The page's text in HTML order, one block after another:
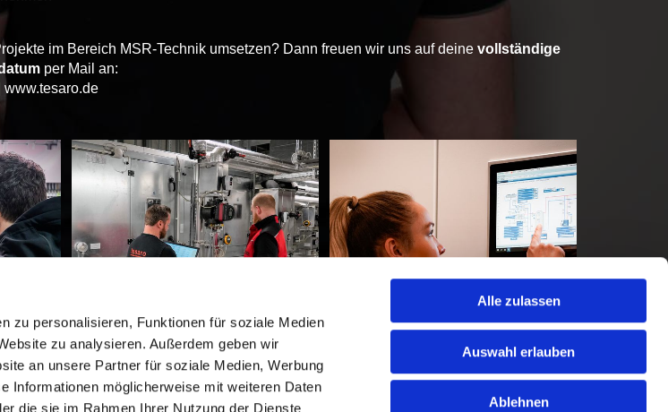
zu personalisieren, Funktionen für soziale Medien
zu analysieren. Außerdem geben wir
an unsere Partner für soziale Medien, Werbung
Informationen möglicherweise mit weiteren Daten
die sie im Rahmen Ihrer Nutzung der Dienste
Alle zulassen
Auswahl erlauben
Ablehnen
im Bereich MSR-Technik umsetzen? Dann freuen wir uns auf deine vollständige
per Mail an:
| www.tesaro.de